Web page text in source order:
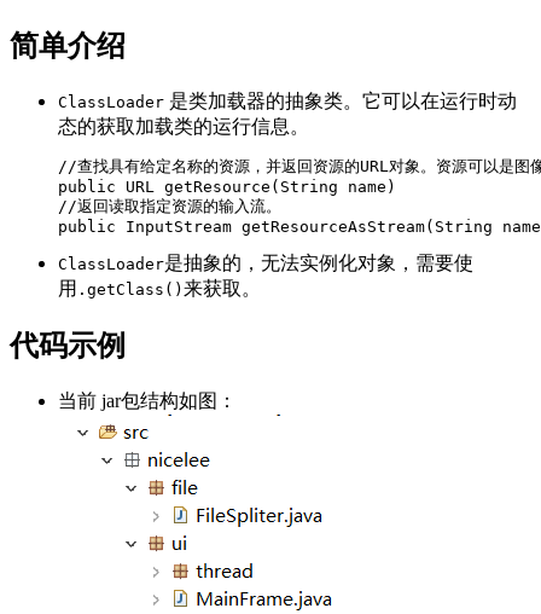
简单介绍
ClassLoader 是类加载器的抽象类。它可以在运行时动
态的获取加载类的运行信息。
//查找具有给定名称的资源，并返回资源的URL对象。资源可以是图
public
URL getResource ( String name )
//返回读取指定资源的输入流。
public
InputStream getResourceAsStream( String name
ClassLoader是抽象的，无法实例化对象，需要使
用 .getClass() 来获取。
代码示例
当前 jar包结构如图：